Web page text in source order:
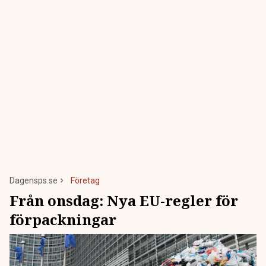
Dagensps.se Företag
Från onsdag: Nya EU-regler för
förpackningar